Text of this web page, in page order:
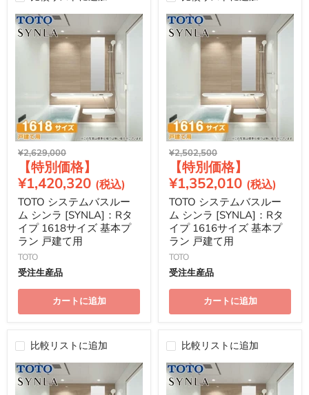
元
価
格
¥2,629,000
在
の
価
格
¥1,420,320
TOTO システムバスルー
ム シンラ [SYNLA]：Rタ
イプ 1618サイズ 基本プ
ラン 戸建て用
TOTO
受注生産品
カートに追加
元
価
格
¥2,502,500
在
の
価
格
¥1,352,010
TOTO システムバスルー
ム シンラ [SYNLA]：Rタ
イプ 1616サイズ 基本プ
ラン 戸建て用
TOTO
受注生産品
カートに追加
比較リストに追加 比較リストに追加